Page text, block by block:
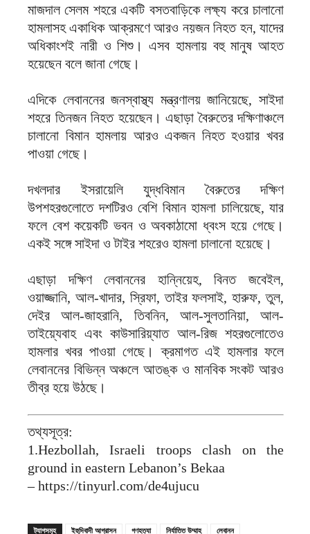
মাজদাল সেলম শহরে একটি বসতবাড়িকে লক্ষ্য করে চালানো
হামলাসহ একাধিক আক্রমণে আরও নয়জন নিহত হন, যাদের
অধিকাংশই নারী ও শিশু। এসব হামলায় বহু মানুষ আহত
হয়েছেন বলে জানা গেছে।
এদিকে লেবাননের জনস্বাস্থ্য মন্ত্রণালয় জানিয়েছে, সাইদা
শহরে তিনজন নিহত হয়েছেন। এছাড়া বৈরুতের দক্ষিণাঞ্চলে
চালানো বিমান হামলায় আরও একজন নিহত হওয়ার খবর
পাওয়া গেছে।
দখলদার ইসরায়েলি যুদ্ধবিমান বৈরুতের দক্ষিণ
উপশহরগুলোতে দশটিরও বেশি বিমান হামলা চালিয়েছে, যার
ফলে বেশ কয়েকটি ভবন ও অবকাঠামো ধ্বংস হয়ে গেছে।
একই সঙ্গে সাইদা ও টাইর শহরেও হামলা চালানো হয়েছে।
এছাড়া দক্ষিণ লেবাননের হান্নিয়েহ, বিনত জবেইল,
ওয়াজ্জানি, আল-খাদার, স্রিফা, তাইর ফলসাই, হারুফ, তুল,
দেইর আল-জাহরানি, তিবনিন, আল-সুলতানিয়া, আল-
তাইয়্যেবাহ এবং কাউসারিয়্যাত আল-রিজ শহরগুলোতেও
হামলার খবর পাওয়া গেছে। ক্রমাগত এই হামলার ফলে
লেবাননের বিভিন্ন অঞ্চলে আতঙ্ক ও মানবিক সংকট আরও
তীব্র হয়ে উঠছে।
তথ্যসূত্র:
1.Hezbollah, Israeli troops clash on the
ground in eastern Lebanon’s Bekaa
– https://tinyurl.com/de4ujucu
ট্যাগসমূহ ইহুদিবাদী আগ্রাসন গণহত্যা নির্যাতিত উম্মাহ লেবানন